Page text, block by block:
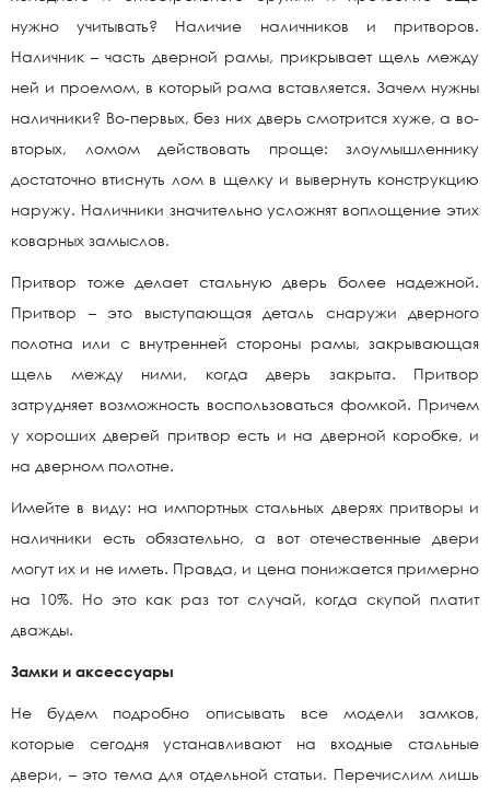
нужно учитывать? Наличие наличников и притворов.
Наличник – часть дверной рамы, прикрывает щель между
ней и проемом, в который рама вставляется. Зачем нужны
наличники? Во-первых, без них дверь смотрится хуже, а во-
вторых, ломом действовать проще: злоумышленнику
достаточно втиснуть лом в щелку и вывернуть конструкцию
наружу. Наличники значительно усложнят воплощение этих
коварных замыслов.
Притвор тоже делает стальную дверь более надежной.
Притвор – это выступающая деталь снаружи дверного
полотна или с внутренней стороны рамы, закрывающая
щель между ними, когда дверь закрыта. Притвор
затрудняет возможность воспользоваться фомкой. Причем
у хороших дверей притвор есть и на дверной коробке, и
на дверном полотне.
Имейте в виду: на импортных стальных дверях притворы и
наличники есть обязательно, а вот отечественные двери
могут их и не иметь. Правда, и цена понижается примерно
на 10%. Но это как раз тот случай, когда скупой платит
дважды.
Замки и аксессуары
Не будем подробно описывать все модели замков,
которые сегодня устанавливают на входные стальные
двери, – это тема для отдельной статьи. Перечислим лишь